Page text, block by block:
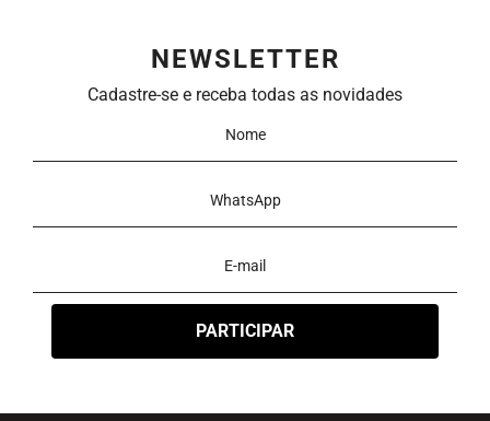
NEWSLETTER
Cadastre-se e receba todas as novidades